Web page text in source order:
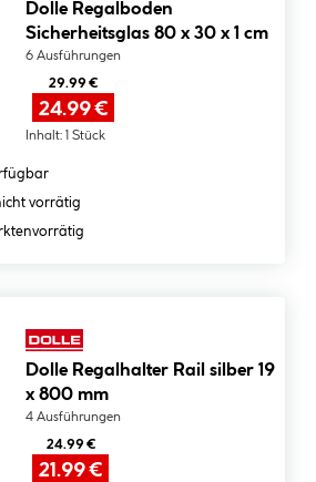
Dolle Regalboden
Sicherheitsglas 80 x 30 x 1 cm
6 Ausführungen
29.99 €
24.99 €
Inhalt: 1 Stück
vorrätig
vorrätig
Dolle Regalhalter Rail silber 19
x 800 mm
4 Ausführungen
24.99 €
21.99 €